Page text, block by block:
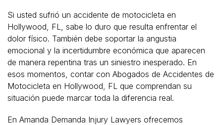
Si usted sufrió un accidente de motocicleta en
Hollywood, FL, sabe lo duro que resulta enfrentar el
dolor físico. También debe soportar la angustia
emocional y la incertidumbre económica que aparecen
de manera repentina tras un siniestro inesperado. En
esos momentos, contar con Abogados de Accidentes de
Motocicleta en Hollywood, FL que comprendan su
situación puede marcar toda la diferencia real.
En Amanda Demanda Injury Lawyers ofrecemos